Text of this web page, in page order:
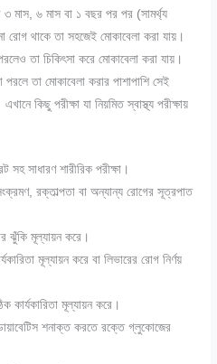
মাস, ৬ মাস বা ১ বছর পর পর (সামর্থ্য
থাকে তা সহজেই মোকাবেলা করা যায়।
তা চিকিৎসা করে মোকাবেলা করা যায়।
তা মোকাবেলা করার পাশাপাশি সেই
এখানে কিছু পরীক্ষা যা নিয়মিত স্বাস্থ্য পরীক্ষায়
সহ সাধারণ শারীরিক পরীক্ষা।
,রক্তাল্পতা বা অন্যান্য রোগের সূত্রপাত
ঝুঁকি মূল্যায়ন করে।
মূল্যায়ন করে বা লিভারের রোগ নির্ণয়
কার্যকারিতা মূল্যায়ন করে।
শনাক্ত করতে রক্তে গ্লুকোজের